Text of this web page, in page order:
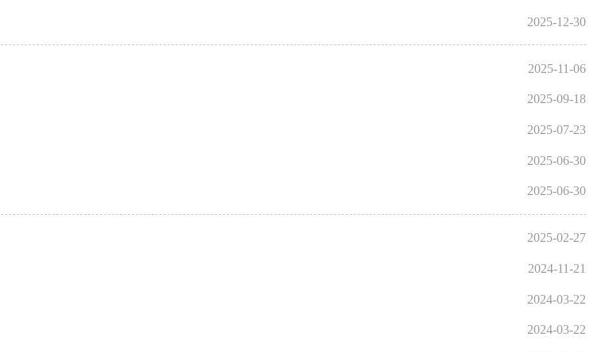
2025-12-30
2025-11-06
2025-09-18
2025-07-23
2025-06-30
2025-06-30
2025-02-27
2024-11-21
2024-03-22
2024-03-22